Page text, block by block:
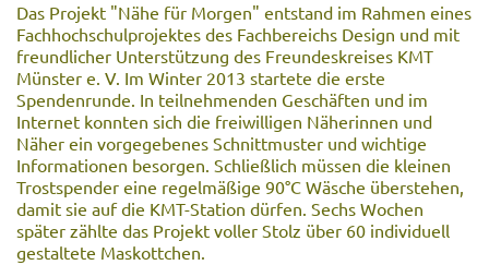
Das Projekt "Nähe für Morgen" entstand im Rahmen eines
Fachhochschulprojektes des Fachbereichs Design und mit
freundlicher Unterstützung des Freundeskreises KMT
Münster e. V. Im Winter 2013 startete die erste
Spendenrunde. In teilnehmenden Geschäften und im
Internet konnten sich die freiwilligen Näherinnen und
Näher ein vorgegebenes Schnittmuster und wichtige
Informationen besorgen. Schließlich müssen die kleinen
Trostspender eine regelmäßige 90°C Wäsche überstehen,
damit sie auf die KMT-Station dürfen. Sechs Wochen
später zählte das Projekt voller Stolz über 60 individuell
gestaltete Maskottchen.